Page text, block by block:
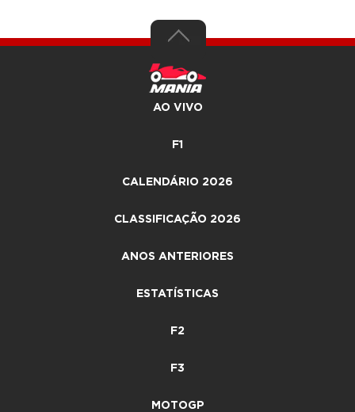
AO VIVO
F1
CALENDÁRIO 2026
CLASSIFICAÇÃO 2026
ANOS ANTERIORES
ESTATÍSTICAS
F2
F3
MOTOGP